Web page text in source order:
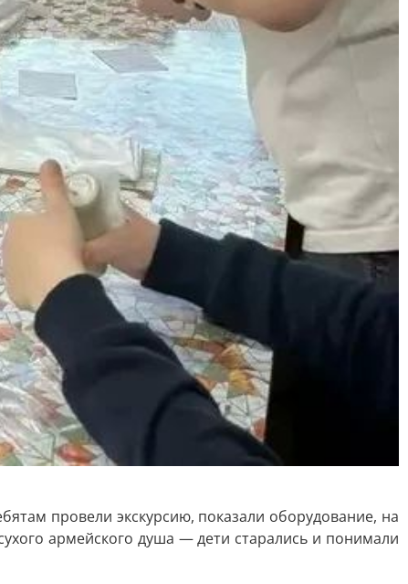
провели экскурсию, показали оборудование, на
армейского душа — дети старались и понимали